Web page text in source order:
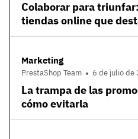
Colaborar para
tiendas online que
Marketing
PrestaShop Team 6 de julio de
La trampa de las
cómo evitarla